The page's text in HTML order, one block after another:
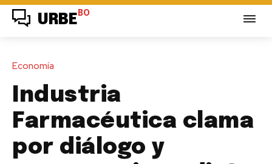
URBE BO
Economía
Industria
Farmacéutica clama
por diálogo y